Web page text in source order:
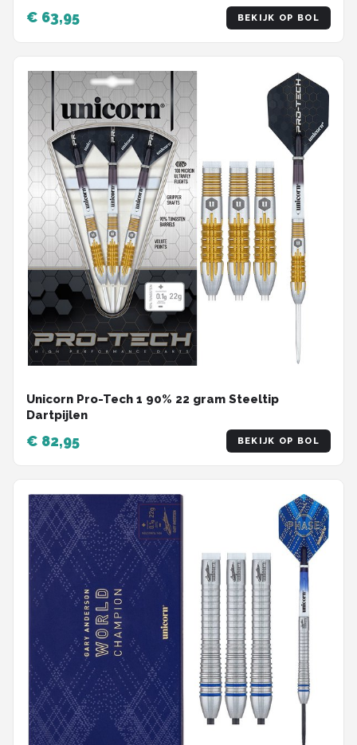
€ 63,95 BEKIJK OP BOL
Unicorn Pro-Tech 1 90% 22 gram Steeltip
Dartpijlen
€ 82,95 BEKIJK OP BOL